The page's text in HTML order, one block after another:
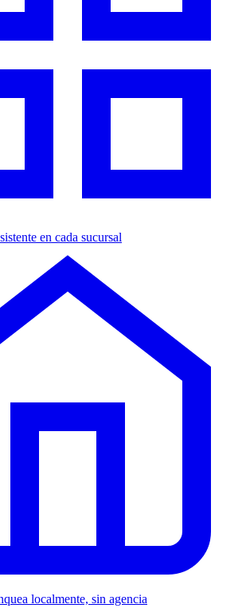
en cada sucursal
localmente, sin agencia